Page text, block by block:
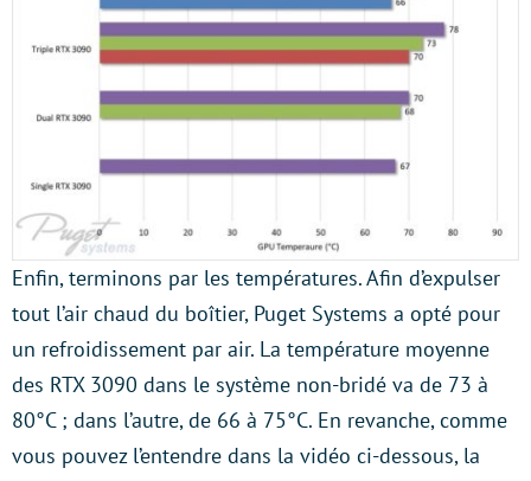
Enfin, terminons par les températures. Afin d’expulser
tout l’air chaud du boîtier, Puget Systems a opté pour
un refroidissement par air. La température moyenne
des RTX 3090 dans le système non-bridé va de 73 à
80°C ; dans l’autre, de 66 à 75°C. En revanche, comme
vous pouvez l’entendre dans la vidéo ci-dessous, la